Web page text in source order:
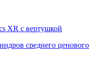
XR с вертушкой